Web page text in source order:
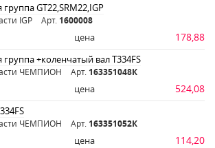
GT22,SRM22,IGP
IGP Арт. 1600008
цена 178,88
+коленчатый вал Т334FS
ЧЕМПИОН Арт. 163351048К
цена 524,08
ЧЕМПИОН Арт. 163351052К
цена 114,20